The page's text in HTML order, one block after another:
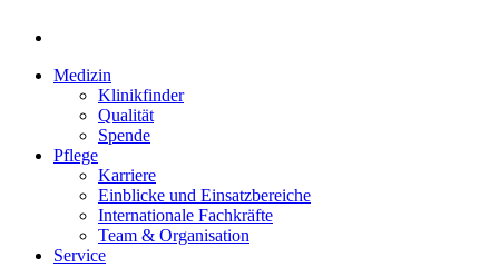
Medizin
Klinikfinder
Qualität
Spende
Pflege
Karriere
Einblicke und Einsatzbereiche
Internationale Fachkräfte
Team & Organisation
Service